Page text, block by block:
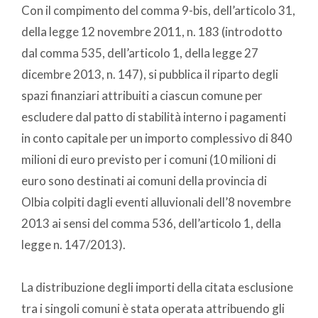
Con il compimento del comma 9-bis, dell’articolo 31,
della legge 12 novembre 2011, n. 183 (introdotto
dal comma 535, dell’articolo 1, della legge 27
dicembre 2013, n. 147), si pubblica il riparto degli
spazi finanziari attribuiti a ciascun comune per
escludere dal patto di stabilità interno i pagamenti
in conto capitale per un importo complessivo di 840
milioni di euro previsto per i comuni (10 milioni di
euro sono destinati ai comuni della provincia di
Olbia colpiti dagli eventi alluvionali dell’8 novembre
2013 ai sensi del comma 536, dell’articolo 1, della
legge n. 147/2013).
La distribuzione degli importi della citata esclusione
tra i singoli comuni è stata operata attribuendo gli